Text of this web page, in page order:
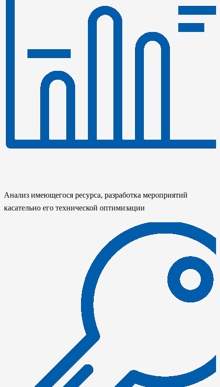
Анализ имеющегося ресурса, разработка мероприятий
касательно его технической оптимизации